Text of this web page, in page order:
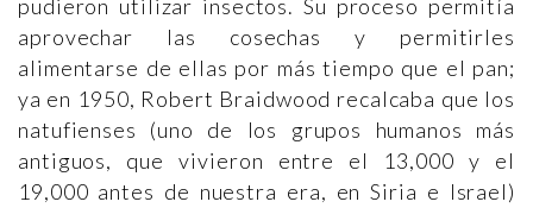
pudieron utilizar insectos. Su proceso permitía
aprovechar las cosechas y permitirles
alimentarse de ellas por más tiempo que el pan;
ya en 1950, Robert Braidwood recalcaba que los
natufienses (uno de los grupos humanos más
antiguos, que vivieron entre el 13,000 y el
19,000 antes de nuestra era, en Siria e Israel)